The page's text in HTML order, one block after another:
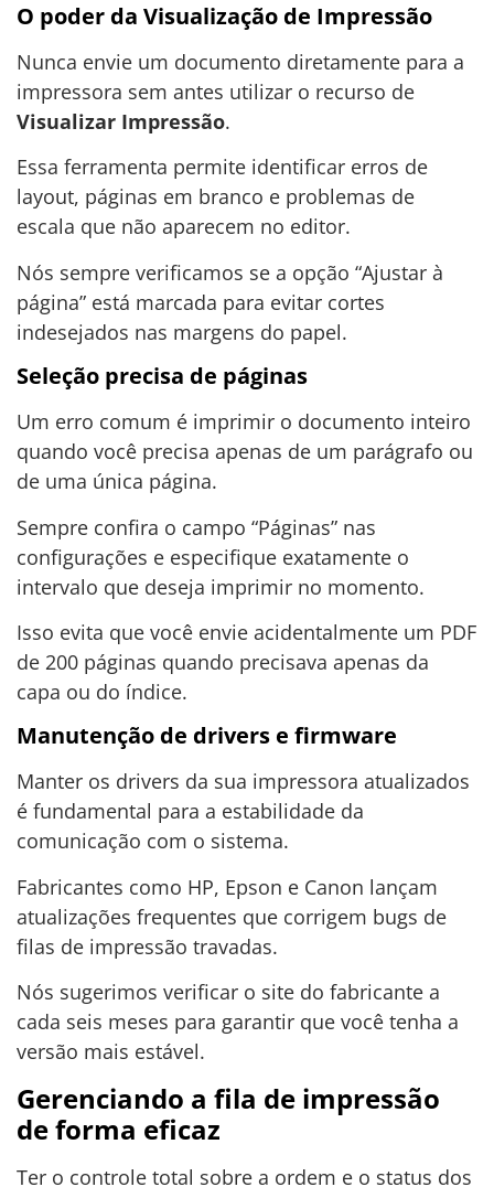
O poder da Visualização de Impressão
Nunca envie um documento diretamente para a
impressora sem antes utilizar o recurso de
Visualizar Impressão.
Essa ferramenta permite identificar erros de
layout, páginas em branco e problemas de
escala que não aparecem no editor.
Nós sempre verificamos se a opção “Ajustar à
página” está marcada para evitar cortes
indesejados nas margens do papel.
Seleção precisa de páginas
Um erro comum é imprimir o documento inteiro
quando você precisa apenas de um parágrafo ou
de uma única página.
Sempre confira o campo “Páginas” nas
configurações e especifique exatamente o
intervalo que deseja imprimir no momento.
Isso evita que você envie acidentalmente um PDF
de 200 páginas quando precisava apenas da
capa ou do índice.
Manutenção de drivers e firmware
Manter os drivers da sua impressora atualizados
é fundamental para a estabilidade da
comunicação com o sistema.
Fabricantes como HP, Epson e Canon lançam
atualizações frequentes que corrigem bugs de
filas de impressão travadas.
Nós sugerimos verificar o site do fabricante a
cada seis meses para garantir que você tenha a
versão mais estável.
Gerenciando a fila de impressão
de forma eficaz
Ter o controle total sobre a ordem e o status dos